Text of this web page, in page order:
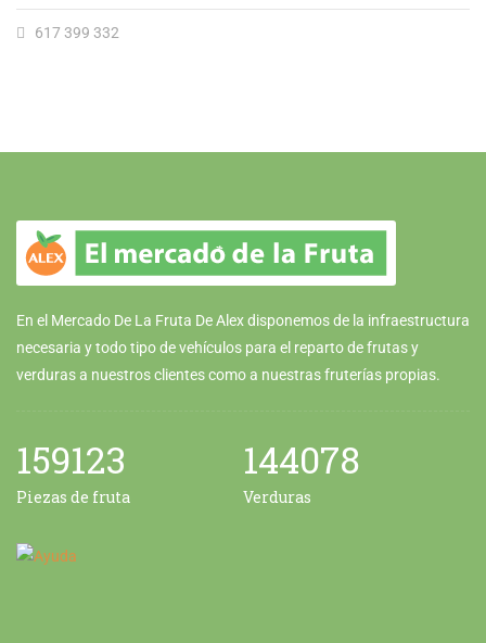
617 399 332
En el Mercado De La Fruta De Alex disponemos de la infraestructura
necesaria y todo tipo de vehículos para el reparto de frutas y
verduras a nuestros clientes como a nuestras fruterías propias.
159123
Piezas de fruta
144078
Verduras